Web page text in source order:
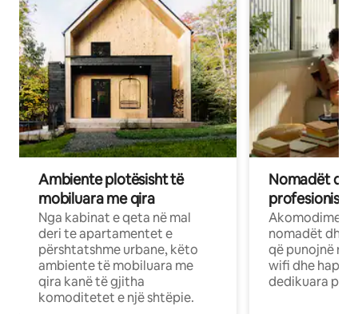
Ambiente plotësisht të
mobiluara me qira
Nga kabinat e qeta në mal
deri te apartamentet e
përshtatshme urbane, këto
ambiente të mobiluara me
qira kanë të gjitha
komoditetet e një shtëpie.
Nomadët
Akomodime
nomadët dhe
që punojnë në
wifi dhe
dedikuara